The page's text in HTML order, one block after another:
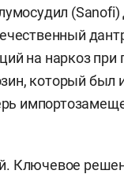
(Sanofi)
на наркоз при
который был
Ключевое